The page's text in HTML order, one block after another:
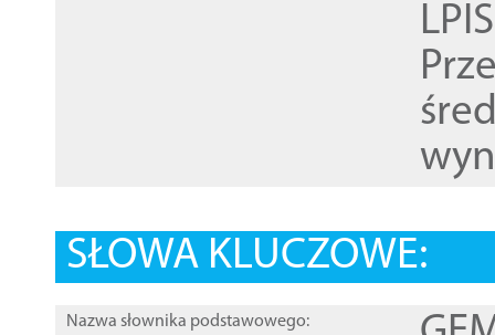
SŁOWA KLUCZOWE:
Nazwa słownika podstawowego: